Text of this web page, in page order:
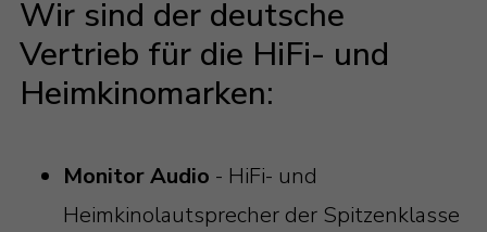
Wir sind der deutsche
Vertrieb für die HiFi- und
Heimkinomarken:
Monitor Audio - HiFi- und
Heimkinolautsprecher der Spitzenklasse